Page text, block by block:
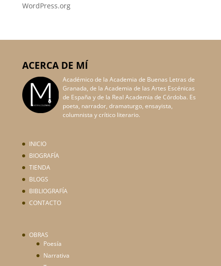
WordPress.org
ACERCA DE MÍ
Académico de la Academia de Buenas Letras de
Granada, de la Academia de las Artes Escénicas
de España y de la Real Academia de Córdoba. Es
poeta, narrador, dramaturgo, ensayista,
columnista y crítico literario.
INICIO
BIOGRAFÍA
TIENDA
BLOGS
BIBLIOGRAFÍA
CONTACTO
OBRAS
Poesía
Narrativa